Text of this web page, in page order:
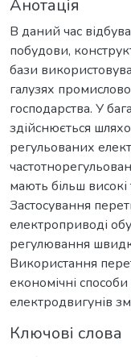
Анотація
В даний час
побудови,
бази
галузях
господарства. У
здійснюється
регульованих
мають більш
Застосування
електроприводі
регулювання
Використання
економічні
електродвигунів
Ключові слова